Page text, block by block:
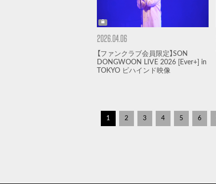
2026.04.06
【ファンクラブ会員限定】SON
DONGWOON LIVE 2026 [Ever+] in
TOKYO ビハインド映像
1 2 3 4 5 6